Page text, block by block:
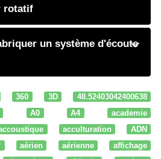
rotatif
un système d'écoute
360 3D
48.52403042400638
A0 A4
academie
acculturation
ADN
aérien aérienne
affichage